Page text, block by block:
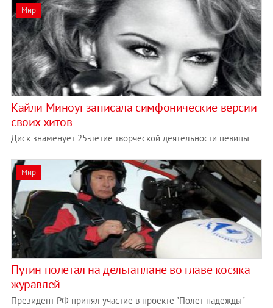
Мир
Кайли Миноуг записала симфонические версии
своих хитов
Диск знаменует 25-летие творческой деятельности певицы
Мир
Путин полетал на дельтаплане во главе косяка
журавлей
Президент РФ принял участие в проекте "Полет надежды"